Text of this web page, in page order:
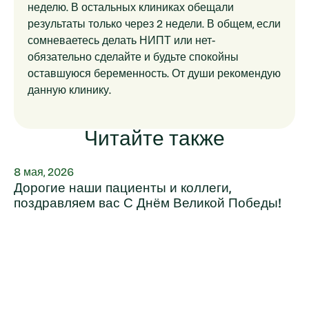
неделю. В остальных клиниках обещали
результаты только через 2 недели. В общем, если
сомневаетесь делать НИПТ или нет-
обязательно сделайте и будьте спокойны
оставшуюся беременность. От души рекомендую
данную клинику.
Читайте также
8 мая, 2026
Дорогие наши пациенты и коллеги,
поздравляем вас С Днём Великой Победы!